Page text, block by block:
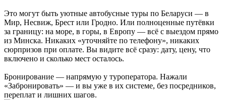
Это могут быть уютные автобусные туры по Беларуси — в
Мир, Несвиж, Брест или Гродно. Или полноценные путёвки
за границу: на море, в горы, в Европу — всё с выездом прямо
из Минска. Никаких «уточняйте по телефону», никаких
сюрпризов при оплате. Вы видите всё сразу: дату, цену, что
включено и сколько мест осталось.
Бронирование — напрямую у туроператора. Нажали
«Забронировать» — и вы уже в их системе, без посредников,
переплат и лишних шагов.